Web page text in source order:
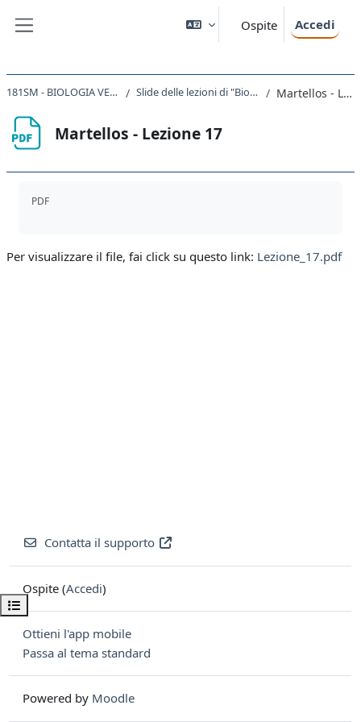
Ospite Accedi
Apri indice del corso
181SM - BIOLOGIA VEGETALE 2022 Slide delle lezioni di "Biologia vegetale" Martellos - Lezione 17
Martellos - Lezione 17
PDF
Per visualizzare il file, fai click su questo link: Lezione_17.pdf
Contatta il supporto
Ospite (Accedi)
Ottieni l'app mobile
Passa al tema standard
Powered by Moodle